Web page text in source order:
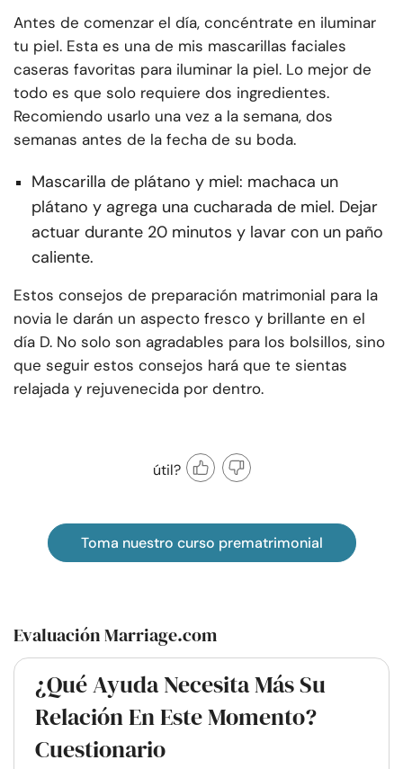
Antes de comenzar el día, concéntrate en iluminar
tu piel. Esta es una de mis mascarillas faciales
caseras favoritas para iluminar la piel. Lo mejor de
todo es que solo requiere dos ingredientes.
Recomiendo usarlo una vez a la semana, dos
semanas antes de la fecha de su boda.
Mascarilla de plátano y miel: machaca un
plátano y agrega una cucharada de miel. Dejar
actuar durante 20 minutos y lavar con un paño
caliente.
Estos consejos de preparación matrimonial para la
novia le darán un aspecto fresco y brillante en el
día D. No solo son agradables para los bolsillos, sino
que seguir estos consejos hará que te sientas
relajada y rejuvenecida por dentro.
útil?
Toma nuestro curso prematrimonial
Evaluación Marriage.com
¿Qué Ayuda Necesita Más Su
Relación En Este Momento?
Cuestionario